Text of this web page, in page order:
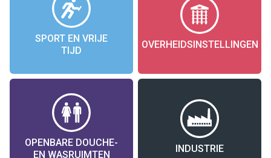
SPORT EN VRIJE
TIJD
OVERHEIDSINSTELLINGEN
OPENBARE DOUCHE-
EN WASRUIMTEN
INDUSTRIE